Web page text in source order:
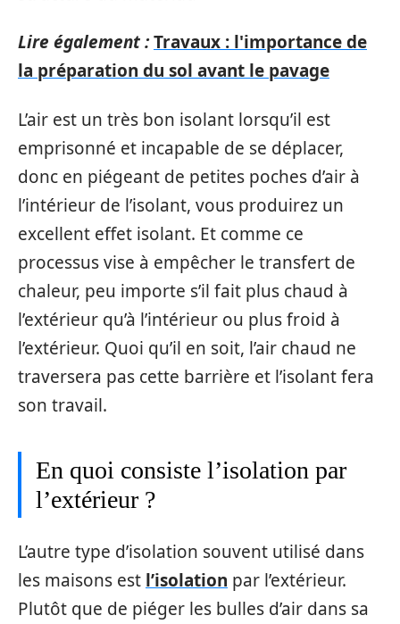
Lire également :Travaux : l'importance de
la préparation du sol avant le pavage
L’air est un très bon isolant lorsqu’il est
emprisonné et incapable de se déplacer,
donc en piégeant de petites poches d’air à
l’intérieur de l’isolant, vous produirez un
excellent effet isolant. Et comme ce
processus vise à empêcher le transfert de
chaleur, peu importe s’il fait plus chaud à
l’extérieur qu’à l’intérieur ou plus froid à
l’extérieur. Quoi qu’il en soit, l’air chaud ne
traversera pas cette barrière et l’isolant fera
son travail.
En quoi consiste l’isolation par
l’extérieur ?
L’autre type d’isolation souvent utilisé dans
les maisons est l’isolation par l’extérieur.
Plutôt que de piéger les bulles d’air dans sa